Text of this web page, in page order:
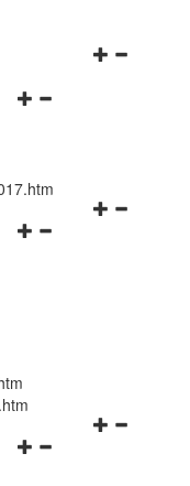
Navigationsmenü
Navigationsmenü
Navigationsmenü